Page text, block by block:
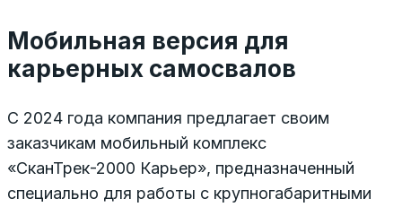
Мобильная версия для
карьерных самосвалов
С 2024 года компания предлагает своим
заказчикам мобильный комплекс
«СканТрек-2000 Карьер», предназначенный
специально для работы с крупногабаритными